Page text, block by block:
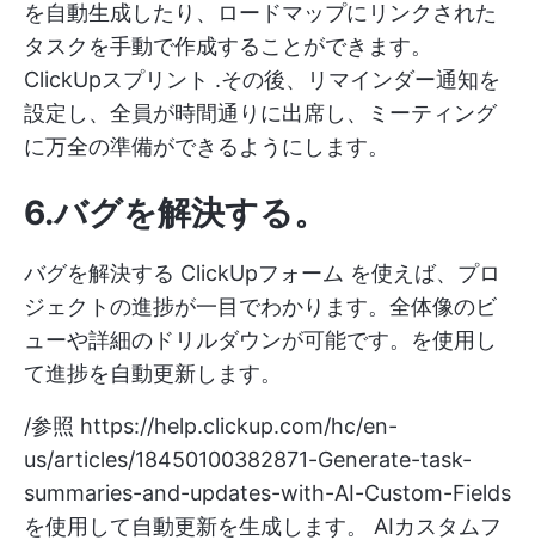
を自動生成したり、ロードマップにリンクされた
タスクを手動で作成することができます。
ClickUpスプリント .その後、リマインダー通知を
設定し、全員が時間通りに出席し、ミーティング
に万全の準備ができるようにします。
6.バグを解決する。
バグを解決する ClickUpフォーム を使えば、プロ
ジェクトの進捗が一目でわかります。全体像のビ
ューや詳細のドリルダウンが可能です。を使用し
て進捗を自動更新します。
/参照 https://help.clickup.com/hc/en-
us/articles/18450100382871-Generate-task-
summaries-and-updates-with-AI-Custom-Fields
を使用して自動更新を生成します。 AIカスタムフ